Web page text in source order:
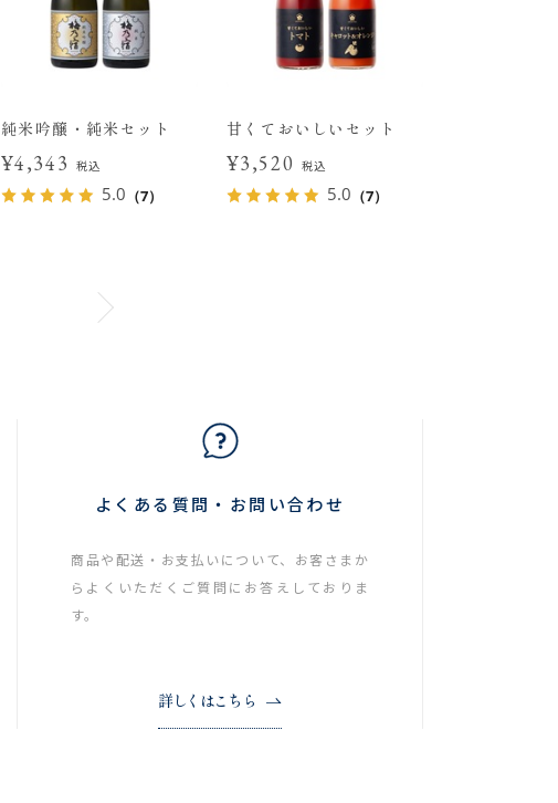
純米吟醸・純米セット
¥4,343 税込
5.0 （7）
甘くておいしいセット
¥3,520 税込
5.0 （7）
よくある質問・お問い合わせ
商品や配送・お支払いについて、お客さまか
らよくいただくご質問にお答えしておりま
す。
詳しくはこちら